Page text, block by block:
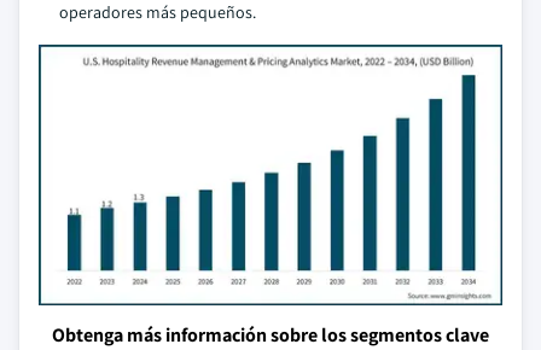
operadores más pequeños.
Obtenga más información sobre los segmentos clave